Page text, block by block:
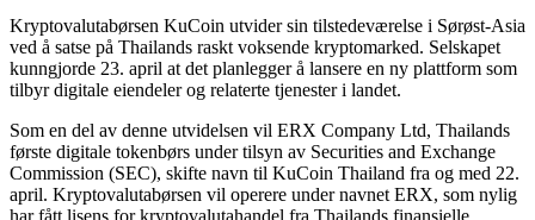
Kryptovalutabørsen KuCoin utvider sin tilstedeværelse i Sørøst-Asia
ved å satse på Thailands raskt voksende kryptomarked. Selskapet
kunngjorde 23. april at det planlegger å lansere en ny plattform som
tilbyr digitale eiendeler og relaterte tjenester i landet.
Som en del av denne utvidelsen vil ERX Company Ltd, Thailands
første digitale tokenbørs under tilsyn av Securities and Exchange
Commission (SEC), skifte navn til KuCoin Thailand fra og med 22.
april. Kryptovalutabørsen vil operere under navnet ERX, som nylig